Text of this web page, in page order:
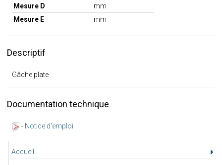
Accueil
Mesure D
mm
Mesure E
mm
Descriptif
Gâche plate
Documentation technique
- Notice d'emploi